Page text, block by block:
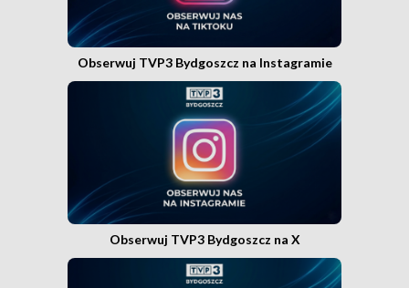
Obserwuj TVP3 Bydgoszcz na Instagramie
Obserwuj TVP3 Bydgoszcz na X